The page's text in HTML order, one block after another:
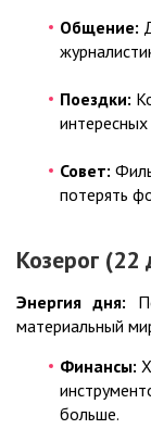
Общение:
Поездки:
Совет:
потерять
Козерог (22
Энергия дня:
материальный
Финансы:
больше.